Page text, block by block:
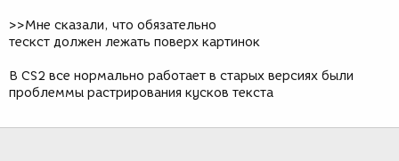
>>Мне сказали, что обязательно
тескст должен лежать поверх картинок
В CS2 все нормально работает в старых версиях были
проблеммы растрирования кусков текста